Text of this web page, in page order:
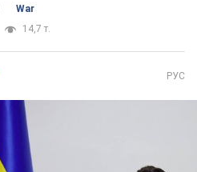
War
14,7 т.
РУС